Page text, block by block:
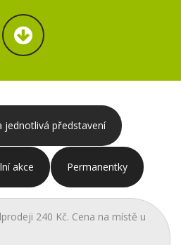
jednotlivá představení
akce Permanentky
240 Kč. Cena na místě u